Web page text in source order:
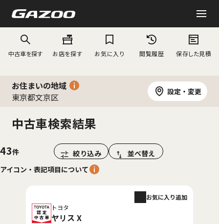
中古車を探す お店を探す お気に入り 閲覧履歴 保存した見積
お住まいの地域
東京都文京区
設定・変更
中古車検索結果
43 絞り込み
並べ替え
アイコン・表記項目について
トヨタ
ヤリス X
お気に入り追加